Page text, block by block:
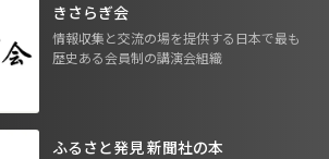
きさらぎ会
情報収集と交流の場を提供する日本で最も
歴史ある会員制の講演会組織
ふるさと発見 新聞社の本